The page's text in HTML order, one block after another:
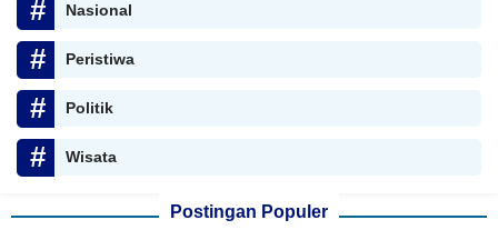
Nasional
Peristiwa
Politik
Wisata
Postingan Populer